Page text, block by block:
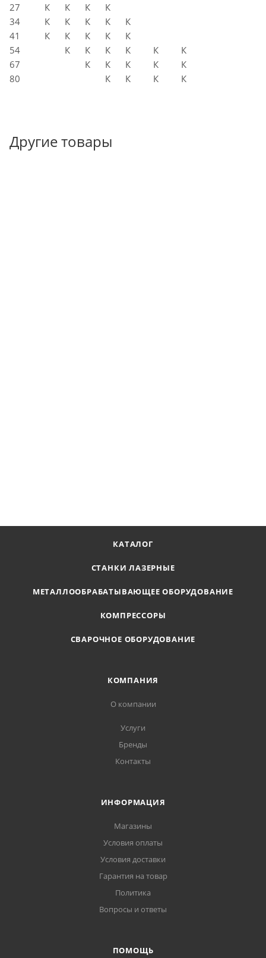
27 К К К
К
34
К К К К
К
41
К К К К
К
54
К К К К К
К
67
К К К К
К
80
К К К К
Другие товары
КАТАЛОГ
СТАНКИ ЛАЗЕРНЫЕ
МЕТАЛЛООБРАБАТЫВАЮЩЕЕ ОБОРУДОВАНИЕ
КОМПРЕССОРЫ
СВАРОЧНОЕ ОБОРУДОВАНИЕ
КОМПАНИЯ
О компании
Услуги
Бренды
Контакты
ИНФОРМАЦИЯ
Магазины
Условия оплаты
Условия доставки
Гарантия на товар
Политика
Вопросы и ответы
ПОМОЩЬ